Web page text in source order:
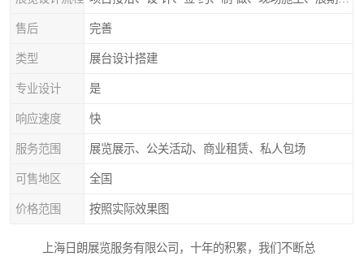
售后 完善
类型 展台设计搭建
专业设计 是
响应速度 快
服务范围 展览展示、公关活动、商业租赁、私人包场
可售地区 全国
价格范围 按照实际效果图
上海日朗展览服务有限公司，十年的积累，我们不断总